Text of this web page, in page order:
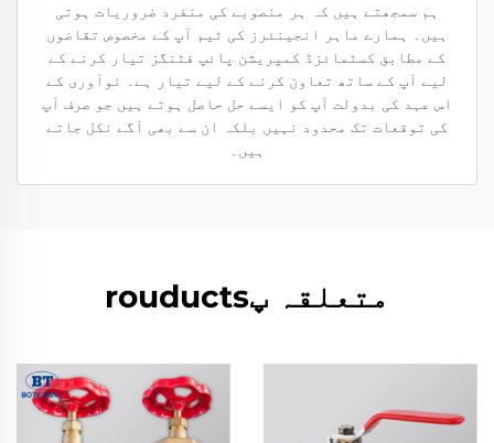
ہم سمجھتے ہیں کہ ہر منصوبے کی منفرد ضروریات ہوتی
ہیں۔ ہمارے ماہر انجینئرز کی ٹیم آپ کے مخصوص تقاضوں
کے مطابق کسٹمائزڈ کمپریشن پائپ فٹنگز تیار کرنے کے
لیے آپ کے ساتھ تعاون کرنے کے لیے تیار ہے۔ نوآوری کے
اس عہد کی بدولت آپ کو ایسے حل حاصل ہوتے ہیں جو صرف آپ
کی توقعات تک محدود نہیں بلکہ ان سے بھی آگے نکل جاتے
ہیں۔
متعلقہ پrouducts